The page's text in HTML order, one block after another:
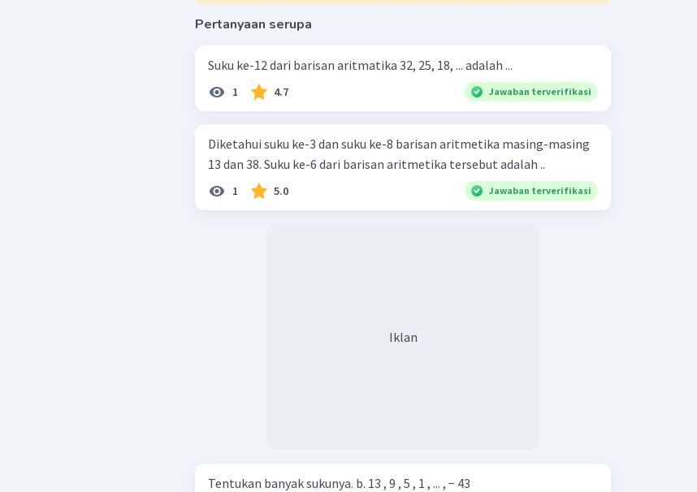
Pertanyaan serupa
Suku ke-12 dari barisan aritmatika 32, 25, 18, ... adalah ...
1 4.7 Jawaban terverifikasi
Diketahui suku ke-3 dan suku ke-8 barisan aritmetika masing-masing
13 dan 38. Suku ke-6 dari barisan aritmetika tersebut adalah ..
1 5.0 Jawaban terverifikasi
Iklan
Tentukan banyak sukunya. b. 13 , 9 , 5 , 1 , ... , − 43